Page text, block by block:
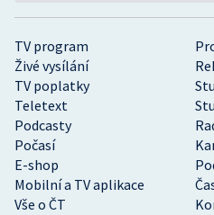
TV program
Živé vysílání
TV poplatky
Teletext
Podcasty
Počasí
E-shop
Mobilní a TV aplikace
Vše o ČT